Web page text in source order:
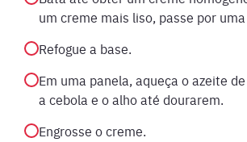
um creme mais liso, passe por
Refogue a base.
Em uma panela, aqueça o azeite
a cebola e o alho até dourarem.
Engrosse o creme.